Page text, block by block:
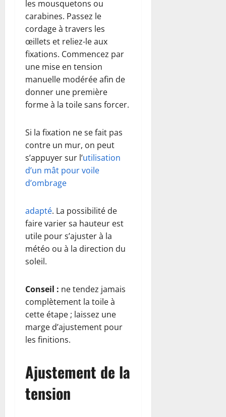
les mousquetons ou
carabines. Passez le
cordage à travers les
œillets et reliez-le aux
fixations. Commencez par
une mise en tension
manuelle modérée afin de
donner une première
forme à la toile sans forcer.
Si la fixation ne se fait pas
contre un mur, on peut
s’appuyer sur l’utilisation
d’un mât pour voile
d’ombrage
adapté. La possibilité de
faire varier sa hauteur est
utile pour s’ajuster à la
météo ou à la direction du
soleil.
Conseil : ne tendez jamais
complètement la toile à
cette étape ; laissez une
marge d’ajustement pour
les finitions.
Ajustement de la
tension